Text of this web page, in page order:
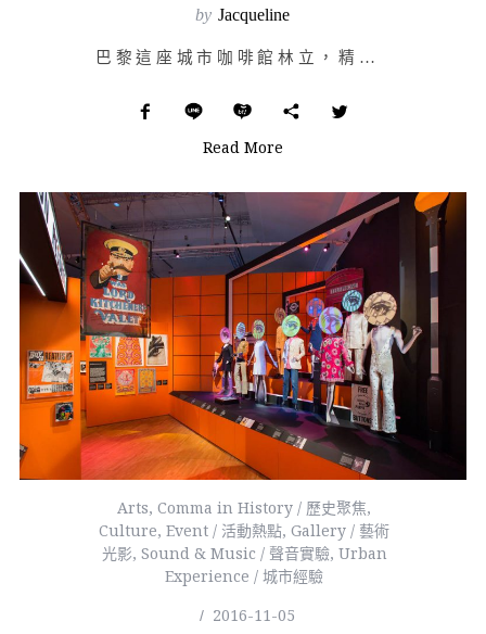
by Jacqueline
巴黎這座城市咖啡館林立，精緻典雅的、樸實簡潔的、粗曠個性的，不論與朋友相約小聚、隨意走進，或是特意走…
Read More
Arts,Comma in History / 歷史聚焦,
Culture,Event / 活動熱點,Gallery / 藝術
光影, Sound & Music / 聲音實驗, Urban
Experience / 城市經驗
2016-11-05